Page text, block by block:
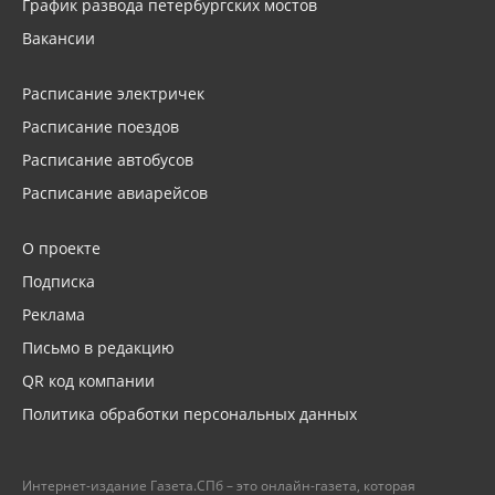
График развода петербургских мостов
Вакансии
Расписание электричек
Расписание поездов
Расписание автобусов
Расписание авиарейсов
О проекте
Подписка
Реклама
Письмо в редакцию
QR код компании
Политика обработки персональных данных
Интернет-издание Газета.СПб – это онлайн-газета, которая